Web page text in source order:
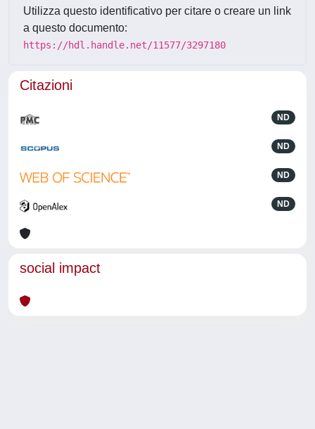
Utilizza questo identificativo per citare o creare un link
a questo documento:
https://hdl.handle.net/11577/3297180
Citazioni
ND
ND
ND
ND
social impact